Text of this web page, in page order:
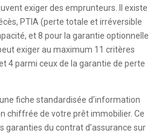
exiger des emprunteurs. Il existe
PTIA (perte totale et irréversible
et 8 pour la garantie optionnelle
exiger au maximum 11 critères
4 parmi ceux de la garantie de perte
fiche standardisée d’information
chiffrée de votre prêt immobilier. Ce
garanties du contrat d’assurance sur